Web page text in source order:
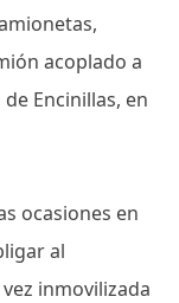
acoplado a
Encinillas, en
ocasiones en
al
inmovilizada